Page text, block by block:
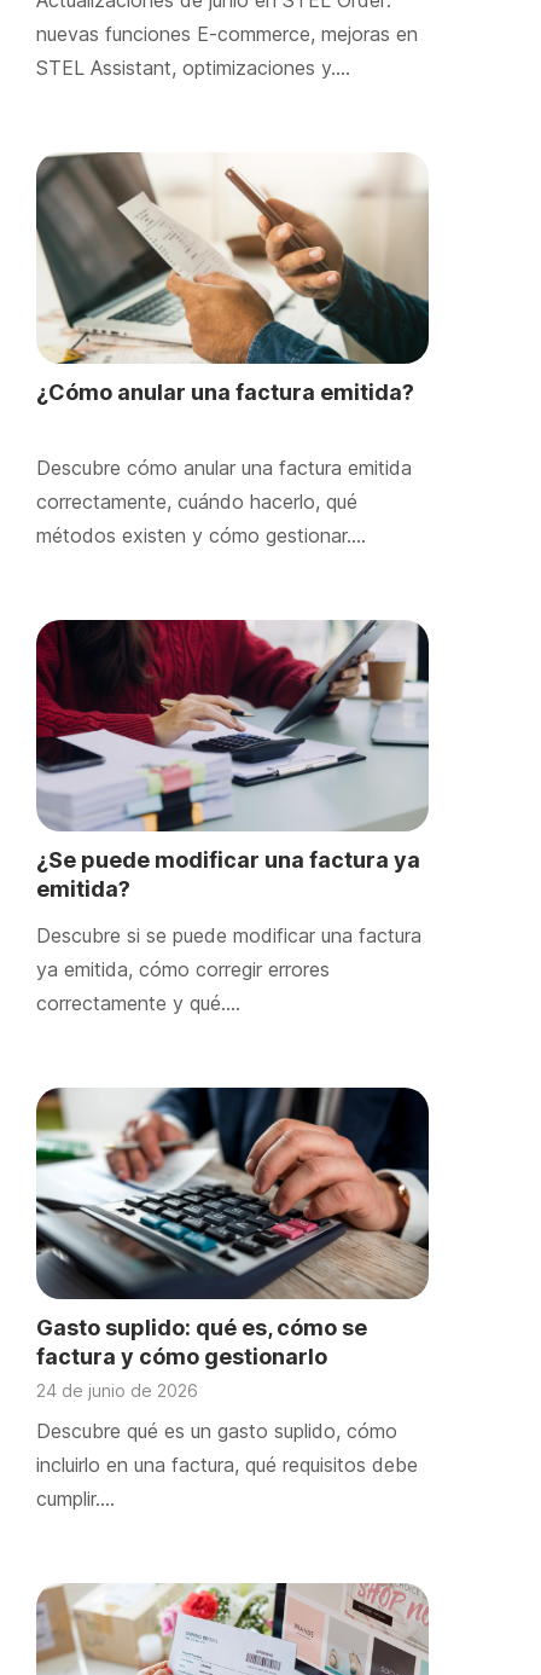
nuevas funciones E-commerce, mejoras en
STEL Assistant, optimizaciones y….
¿Cómo anular una factura emitida?
Descubre cómo anular una factura emitida
correctamente, cuándo hacerlo, qué
métodos existen y cómo gestionar….
¿Se puede modificar una factura ya
emitida?
Descubre si se puede modificar una factura
ya emitida, cómo corregir errores
correctamente y qué….
Gasto suplido: qué es, cómo se
factura y cómo gestionarlo
correctamente
24 de junio de 2026
Descubre qué es un gasto suplido, cómo
incluirlo en una factura, qué requisitos debe
cumplir….